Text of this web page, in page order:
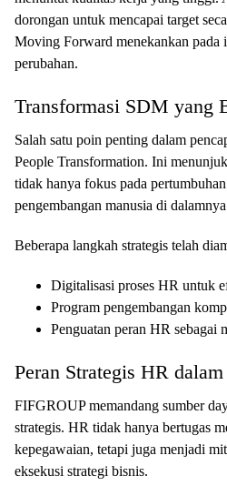
dorongan untuk mencapai target
Moving Forward menekankan pada
perubahan.
Transformasi SDM yang
Salah satu poin penting dalam
People Transformation. Ini
tidak hanya fokus pada
pengembangan manusia di
Beberapa langkah strategis telah
Digitalisasi proses HR untuk
Program pengembangan
Penguatan peran HR sebagai
Peran Strategis HR
FIFGROUP memandang sumber
strategis. HR tidak hanya bertugas
kepegawaian, tetapi juga menjadi
eksekusi strategi bisnis.